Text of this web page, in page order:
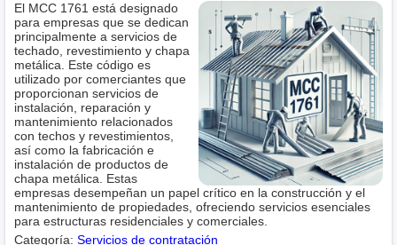
El MCC 1761 está designado
para empresas que se dedican
principalmente a servicios de
techado, revestimiento y chapa
metálica. Este código es
utilizado por comerciantes que
proporcionan servicios de
instalación, reparación y
mantenimiento relacionados
con techos y revestimientos,
así como la fabricación e
instalación de productos de
chapa metálica. Estas
empresas desempeñan un papel crítico en la construcción y el
mantenimiento de propiedades, ofreciendo servicios esenciales
para estructuras residenciales y comerciales.
Categoría: Servicios de contratación